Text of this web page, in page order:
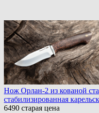
Нож Орлан-2 из кованой
стабилизированная
6490 старая цена